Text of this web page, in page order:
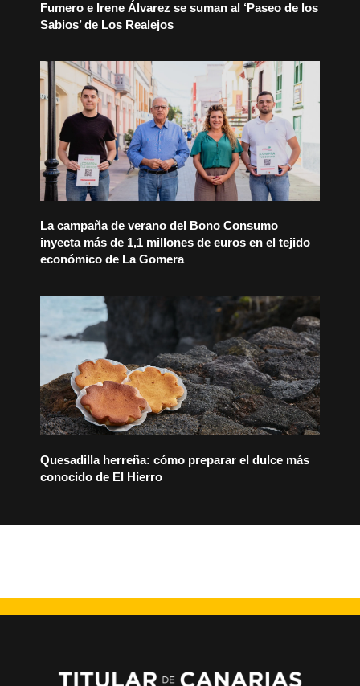
Fumero e Irene Álvarez se suman al ‘Paseo de los
Sabios’ de Los Realejos
La campaña de verano del Bono Consumo
inyecta más de 1,1 millones de euros en el tejido
económico de La Gomera
Quesadilla herreña: cómo preparar el dulce más
conocido de El Hierro